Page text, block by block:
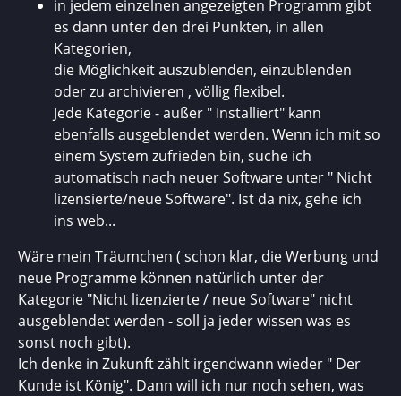
in jedem einzelnen angezeigten Programm gibt
es dann unter den drei Punkten, in allen
Kategorien,
die Möglichkeit auszublenden, einzublenden
oder zu archivieren , völlig flexibel.
Jede Kategorie - außer " Installiert" kann
ebenfalls ausgeblendet werden. Wenn ich mit so
einem System zufrieden bin, suche ich
automatisch nach neuer Software unter " Nicht
lizensierte/neue Software". Ist da nix, gehe ich
ins web...
Wäre mein Träumchen ( schon klar, die Werbung und
neue Programme können natürlich unter der
Kategorie "Nicht lizenzierte / neue Software" nicht
ausgeblendet werden - soll ja jeder wissen was es
sonst noch gibt).
Ich denke in Zukunft zählt irgendwann wieder " Der
Kunde ist König". Dann will ich nur noch sehen, was